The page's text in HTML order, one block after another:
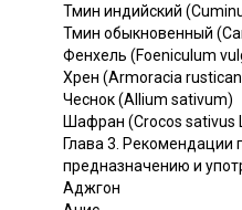
Тмин индийский
Тмин обыкновенный
Фенхель (Foeniculum
Хрен (Armoracia
Чеснок (Allium sativum)
Шафран (Crocos sativus
Глава 3. Рекомендации
предназначению и
Аджгон